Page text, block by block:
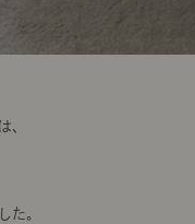
、
た。